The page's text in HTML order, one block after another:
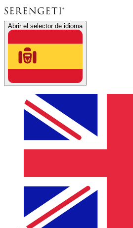
Abrir el selector de idioma